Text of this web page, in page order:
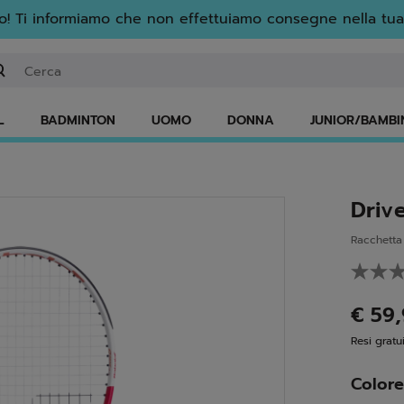
Ti informiamo che non effettuiamo consegne nella
BADMINTON UOMO DONNA JUNIOR/
€
Resi